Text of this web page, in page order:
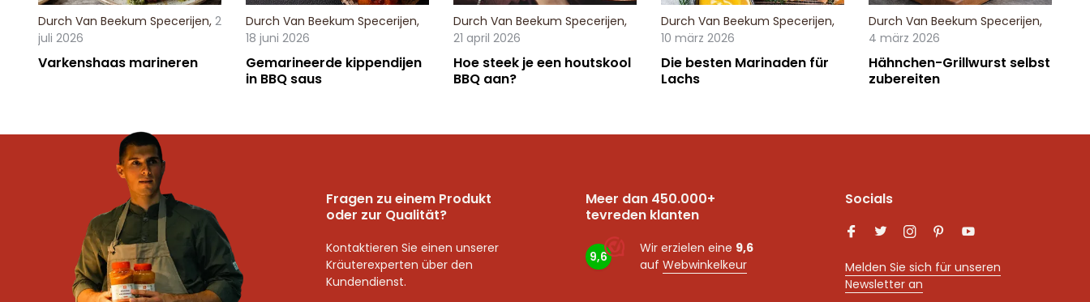
Durch Van Beekum Specerijen, 2
juli 2026
Varkenshaas marineren
Durch Van Beekum Specerijen,
18 juni 2026
Gemarineerde kippendijen
in BBQ saus
Durch Van Beekum Specerijen,
21 april 2026
Hoe steek je een houtskool
BBQ aan?
Durch Van Beekum Specerijen,
10 märz 2026
Die besten Marinaden für
Lachs
Durch Van Beekum Specerijen,
4 märz 2026
Hähnchen-Grillwurst selbst
zubereiten
Fragen zu einem Produkt
oder zur Qualität?
Kontaktieren Sie einen unserer
Kräuterexperten über den
Kundendienst.
Meer dan 450.000+
tevreden klanten
9,6
Wir erzielen eine 9,6
auf Webwinkelkeur
Socials
Melden Sie sich für unseren
Newsletter an